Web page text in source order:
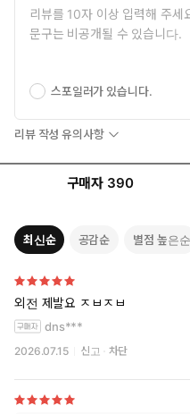
스포일러가 있습니다.
리뷰 작성 유의사항
구매자 390
최신순 공감순 별점 높은순
외전 제발요 ㅈㅂㅈㅂ
dns***
2026.07.15 신고 차단